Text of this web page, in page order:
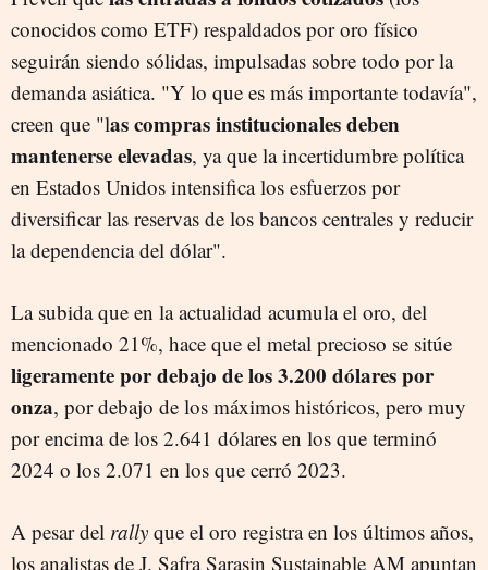
conocidos como ETF) respaldados por oro físico
seguirán siendo sólidas, impulsadas sobre todo por la
demanda asiática. "Y lo que es más importante todavía",
creen que "las compras institucionales deben
mantenerse elevadas, ya que la incertidumbre política
en Estados Unidos intensifica los esfuerzos por
diversificar las reservas de los bancos centrales y reducir
la dependencia del dólar".
La subida que en la actualidad acumula el oro, del
mencionado 21%, hace que el metal precioso se sitúe
ligeramente por debajo de los 3.200 dólares por
onza, por debajo de los máximos históricos, pero muy
por encima de los 2.641 dólares en los que terminó
2024 o los 2.071 en los que cerró 2023.
A pesar del rally que el oro registra en los últimos años,
los analistas de J. Safra Sarasin Sustainable AM apuntan